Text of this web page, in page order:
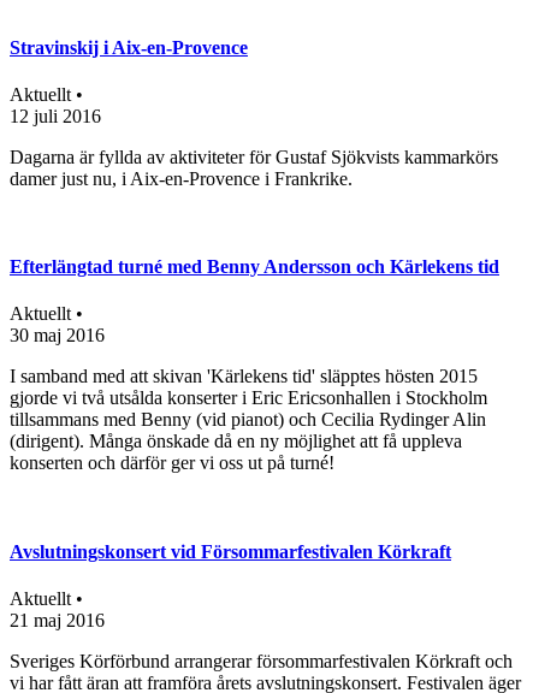
Stravinskij i Aix-en-Provence
Aktuellt •
12 juli 2016
Dagarna är fyllda av aktiviteter för Gustaf Sjökvists kammarkörs
damer just nu, i Aix-en-Provence i Frankrike.
Efterlängtad turné med Benny Andersson och Kärlekens tid
Aktuellt •
30 maj 2016
I samband med att skivan 'Kärlekens tid' släpptes hösten 2015
gjorde vi två utsålda konserter i Eric Ericsonhallen i Stockholm
tillsammans med Benny (vid pianot) och Cecilia Rydinger Alin
(dirigent). Många önskade då en ny möjlighet att få uppleva
konserten och därför ger vi oss ut på turné!
Avslutningskonsert vid Försommarfestivalen Körkraft
Aktuellt •
21 maj 2016
Sveriges Körförbund arrangerar försommarfestivalen Körkraft och
vi har fått äran att framföra årets avslutningskonsert. Festivalen äger